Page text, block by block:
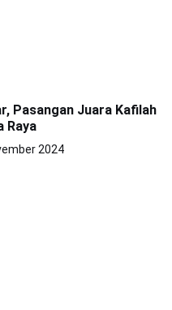
Pasangan Juara Kafilah
Raya
2024